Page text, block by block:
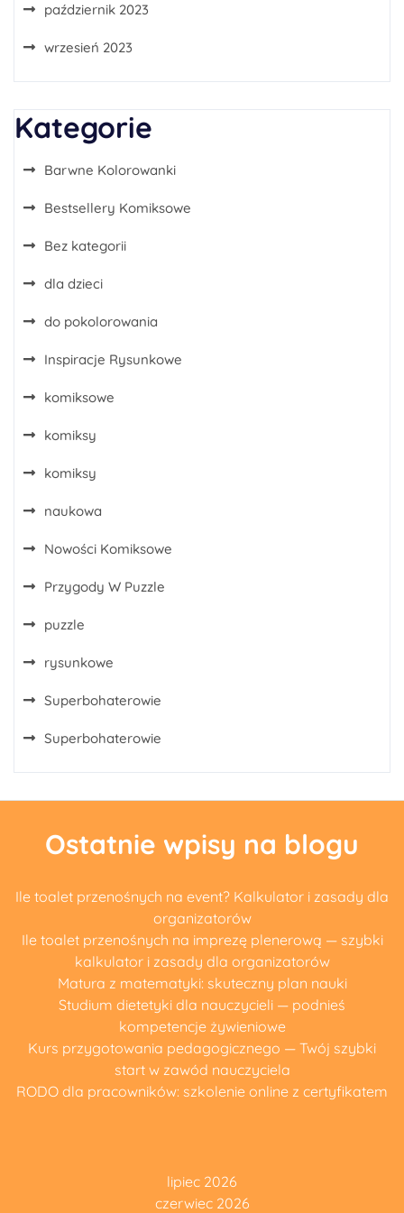
październik 2023
wrzesień 2023
Kategorie
Barwne Kolorowanki
Bestsellery Komiksowe
Bez kategorii
dla dzieci
do pokolorowania
Inspiracje Rysunkowe
komiksowe
komiksy
komiksy
naukowa
Nowości Komiksowe
Przygody W Puzzle
puzzle
rysunkowe
Superbohaterowie
Superbohaterowie
Ostatnie wpisy na blogu
Ile toalet przenośnych na event? Kalkulator i zasady dla
organizatorów
Ile toalet przenośnych na imprezę plenerową — szybki
kalkulator i zasady dla organizatorów
Matura z matematyki: skuteczny plan nauki
Studium dietetyki dla nauczycieli — podnieś
kompetencje żywieniowe
Kurs przygotowania pedagogicznego — Twój szybki
start w zawód nauczyciela
RODO dla pracowników: szkolenie online z certyfikatem
lipiec 2026
czerwiec 2026